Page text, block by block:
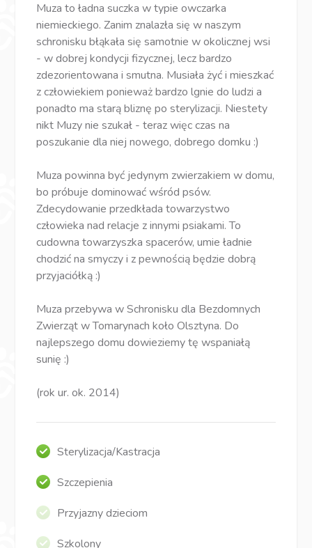
Muza to ładna suczka w typie owczarka
niemieckiego. Zanim znalazła się w naszym
schronisku błąkała się samotnie w okolicznej wsi
- w dobrej kondycji fizycznej, lecz bardzo
zdezorientowana i smutna. Musiała żyć i mieszkać
z człowiekiem ponieważ bardzo lgnie do ludzi a
ponadto ma starą bliznę po sterylizacji. Niestety
nikt Muzy nie szukał - teraz więc czas na
poszukanie dla niej nowego, dobrego domku :)
Muza powinna być jedynym zwierzakiem w domu,
bo próbuje dominować wśród psów.
Zdecydowanie przedkłada towarzystwo
człowieka nad relacje z innymi psiakami. To
cudowna towarzyszka spacerów, umie ładnie
chodzić na smyczy i z pewnością będzie dobrą
przyjaciółką :)
Muza przebywa w Schronisku dla Bezdomnych
Zwierząt w Tomarynach koło Olsztyna. Do
najlepszego domu dowieziemy tę wspaniałą
sunię :)
(rok ur. ok. 2014)
Sterylizacja/Kastracja
Szczepienia
Przyjazny dzieciom
Szkolony